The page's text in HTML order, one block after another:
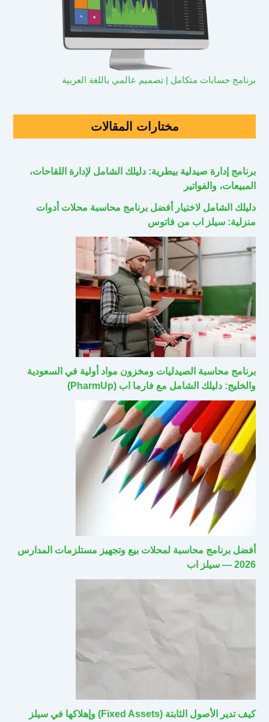
برنامج حسابات متكامل | تصميم عالمي باللغة العربية
مختارات المقالات
برنامج إدارة صيدلية بيطرية: دليلك الشامل لإدارة اللقاحات،
المبيعات، والفواتير
دليلك الشامل لاختيار أفضل برنامج محاسبة محلات أدوات
منزلية: سيلز اب من فاتوس
برنامج محاسبة الصيدليات ومخزون مواد أولية في السعودية
والخليج: دليلك الشامل مع فارما اب (PharmUp)
أفضل برنامج محاسبة لمحلات بيع وتجهيز مستلزمات المدارس
2026 — سيلز اب
كيف تدير الأصول الثابتة (Fixed Assets) وإهلاكها في سيلز